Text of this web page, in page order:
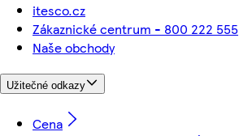
itesco.cz
Zákaznické centrum - 800 222 555
Naše obchody
Užitečné odkazy
Cena